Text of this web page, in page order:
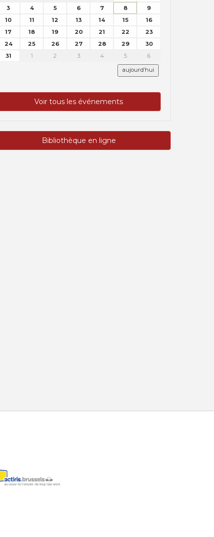
3
4 5 6 7 8
9
10
11 12 13 14 15
16
17
18 19 20 21 22
23
24
25 26 27 28 29
30
31
1 2 3 4 5 6
aujourd’hui
Voir tous les événements
Bibliothèque en ligne